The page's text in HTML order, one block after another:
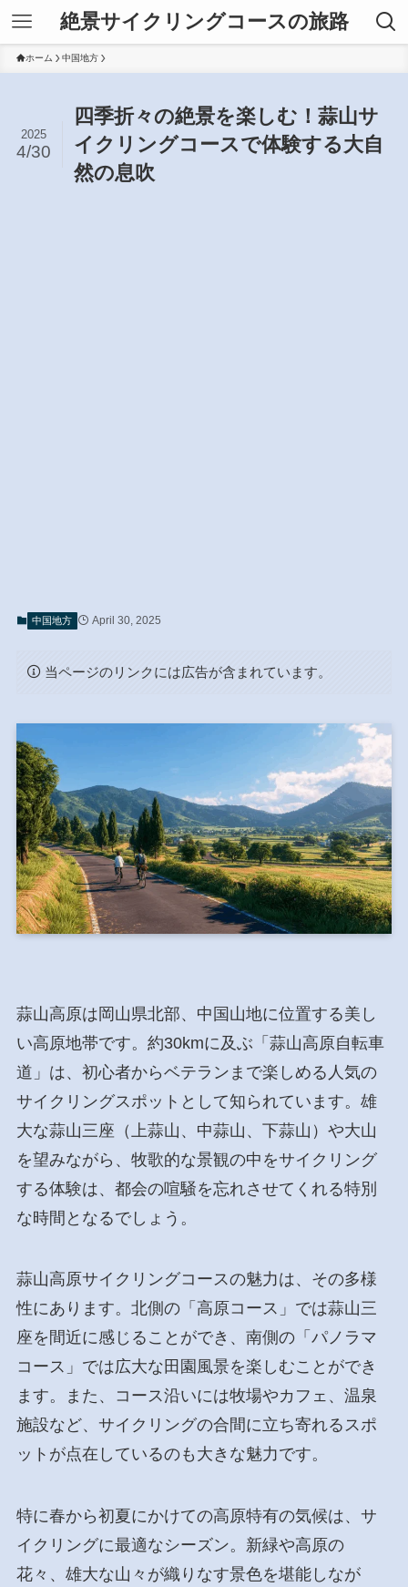
絶景サイクリングコースの旅路
ホーム 中国地方
四季折々の絶景を楽しむ！蒜山サ
イクリングコースで体験する大自
然の息吹
2025
4/30
中国地方 April 30, 2025
当ページのリンクには広告が含まれています。
蒜山高原は岡山県北部、中国山地に位置する美し
い高原地帯です。約30kmに及ぶ「蒜山高原自転車
道」は、初心者からベテランまで楽しめる人気の
サイクリングスポットとして知られています。雄
大な蒜山三座（上蒜山、中蒜山、下蒜山）や大山
を望みながら、牧歌的な景観の中をサイクリング
する体験は、都会の喧騒を忘れさせてくれる特別
な時間となるでしょう。
蒜山高原サイクリングコースの魅力は、その多様
性にあります。北側の「高原コース」では蒜山三
座を間近に感じることができ、南側の「パノラマ
コース」では広大な田園風景を楽しむことができ
ます。また、コース沿いには牧場やカフェ、温泉
施設など、サイクリングの合間に立ち寄れるスポ
ットが点在しているのも大きな魅力です。
特に春から初夏にかけての高原特有の気候は、サ
イクリングに最適なシーズン。新緑や高原の
花々、雄大な山々が織りなす景色を堪能しなが